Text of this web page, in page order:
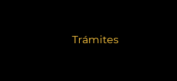
Trámites